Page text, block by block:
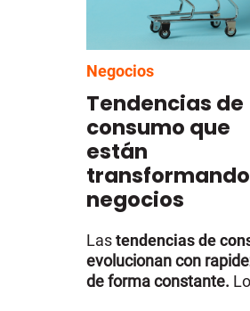
Negocios
Tendencias de
consumo que
están
negocios
Lastendencias de
evolucionan con
de forma constante.